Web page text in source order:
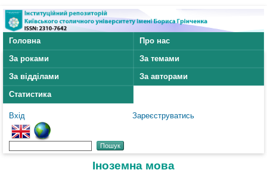
Головна
Про нас
За роками
За темами
За відділами
За авторами
Статистика
Вхід Зареєструватись
Іноземна мова